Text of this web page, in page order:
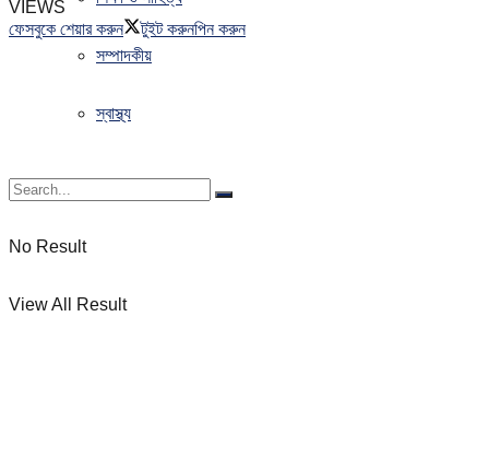
সম্পাদকীয়
স্বাস্থ্য
No Result
View All Result
VIEWS
ফেসবুকে শেয়ার করুন
টুইট করুনপিন করুন